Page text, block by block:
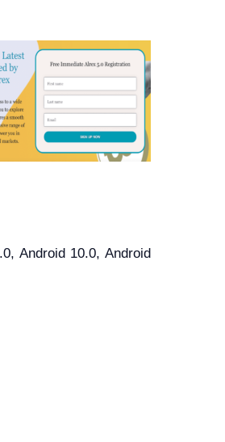
Android 10.0, Android